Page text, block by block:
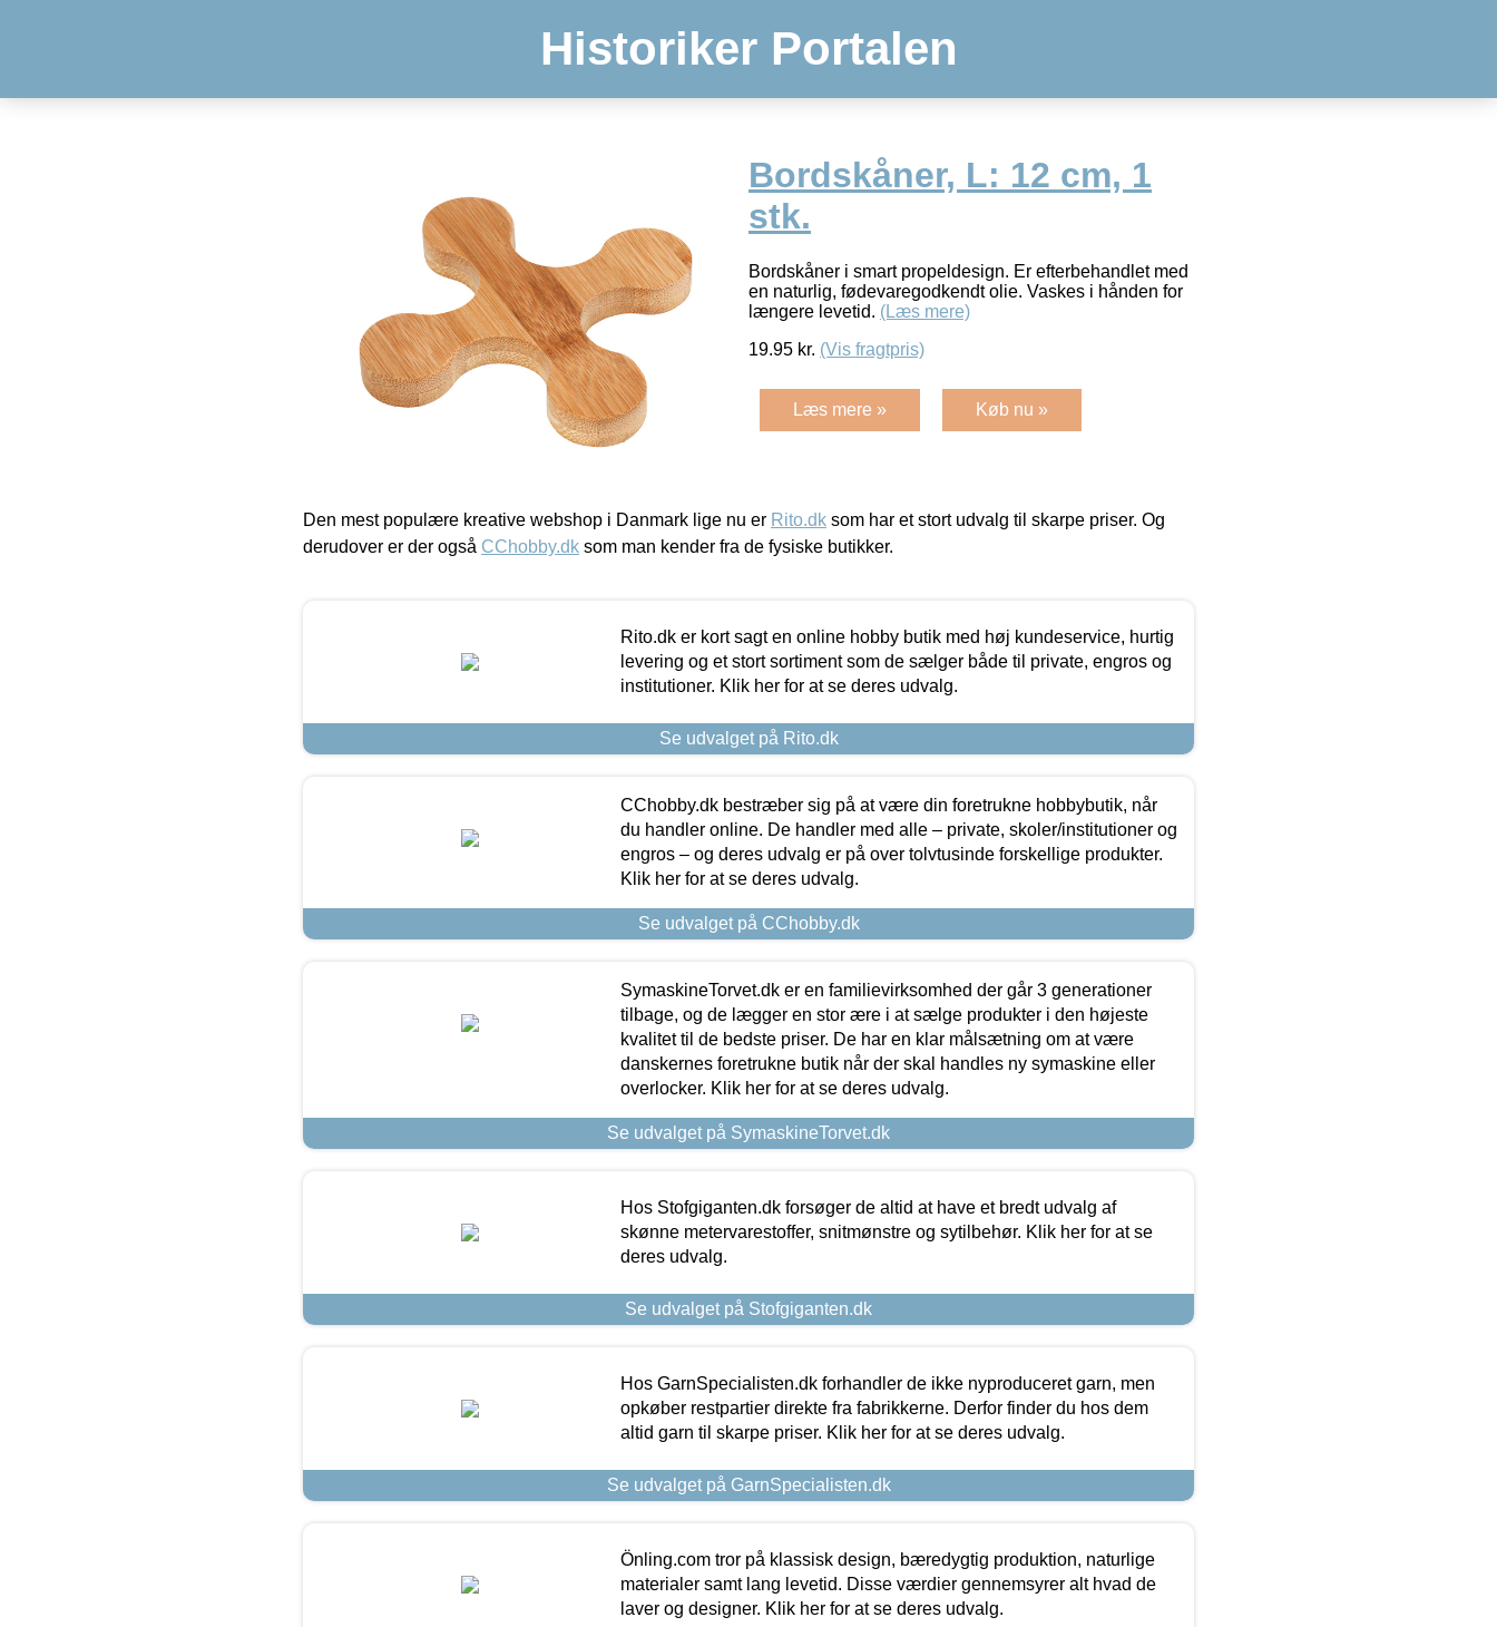
Historiker Portalen
Bordskåner, L: 12 cm, 1
stk.
Bordskåner i smart propeldesign. Er efterbehandlet med
en naturlig, fødevaregodkendt olie. Vaskes i hånden for
længere levetid. (Læs mere)
19.95 kr. (Vis fragtpris)
Læs mere » Køb nu »
Den mest populære kreative webshop i Danmark lige nu er Rito.dk som har et stort udvalg til skarpe priser. Og
derudover er der også CChobby.dk som man kender fra de fysiske butikker.
Rito.dk er kort sagt en online hobby butik med høj kundeservice, hurtig
levering og et stort sortiment som de sælger både til private, engros og
institutioner. Klik her for at se deres udvalg.
Se udvalget på Rito.dk
CChobby.dk bestræber sig på at være din foretrukne hobbybutik, når
du handler online. De handler med alle – private, skoler/institutioner og
engros – og deres udvalg er på over tolvtusinde forskellige produkter.
Klik her for at se deres udvalg.
Se udvalget på CChobby.dk
SymaskineTorvet.dk er en familievirksomhed der går 3 generationer
tilbage, og de lægger en stor ære i at sælge produkter i den højeste
kvalitet til de bedste priser. De har en klar målsætning om at være
danskernes foretrukne butik når der skal handles ny symaskine eller
overlocker. Klik her for at se deres udvalg.
Se udvalget på SymaskineTorvet.dk
Hos Stofgiganten.dk forsøger de altid at have et bredt udvalg af
skønne metervarestoffer, snitmønstre og sytilbehør. Klik her for at se
deres udvalg.
Se udvalget på Stofgiganten.dk
Hos GarnSpecialisten.dk forhandler de ikke nyproduceret garn, men
opkøber restpartier direkte fra fabrikkerne. Derfor finder du hos dem
altid garn til skarpe priser. Klik her for at se deres udvalg.
Se udvalget på GarnSpecialisten.dk
Önling.com tror på klassisk design, bæredygtig produktion, naturlige
materialer samt lang levetid. Disse værdier gennemsyrer alt hvad de
laver og designer. Klik her for at se deres udvalg.